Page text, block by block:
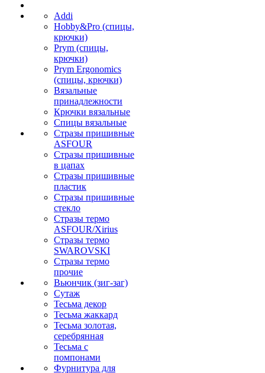
Addi
Hobby&Pro (спицы,
крючки)
Prym (спицы,
крючки)
Prym Ergonomics
(спицы, крючки)
Вязальные
принадлежности
Крючки вязальные
Спицы вязальные
Стразы пришивные
ASFOUR
Стразы пришивные
в цапах
Стразы пришивные
пластик
Стразы пришивные
стекло
Стразы термо
ASFOUR/Xirius
Стразы термо
SWAROVSKI
Стразы термо
прочие
Вьюнчик (зиг-заг)
Сутаж
Тесьма декор
Тесьма жаккард
Тесьма золотая,
серебрянная
Тесьма с
помпонами
Фурнитура для